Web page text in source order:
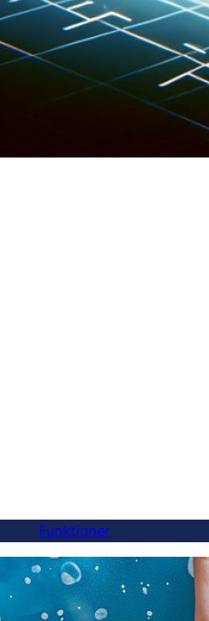
Funktioner
AI-oversættelser